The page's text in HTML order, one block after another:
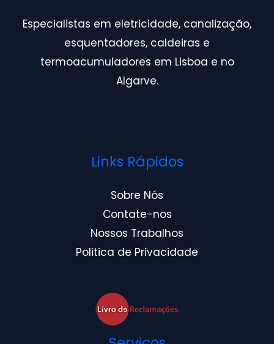
Especialistas em eletricidade, canalização,
esquentadores, caldeiras e
termoacumuladores em Lisboa e no
Algarve.
Links Rápidos
Sobre Nós
Contate-nos
Nossos Trabalhos
Politica de Privacidade